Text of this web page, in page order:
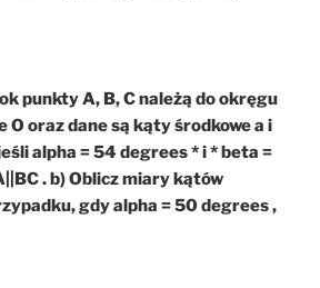
punkty A, B, C należą do okręgu
O oraz dane są kąty środkowe a i
alpha = 54 degrees * i * beta =
. b) Oblicz miary kątów
gdy alpha = 50 degrees ,